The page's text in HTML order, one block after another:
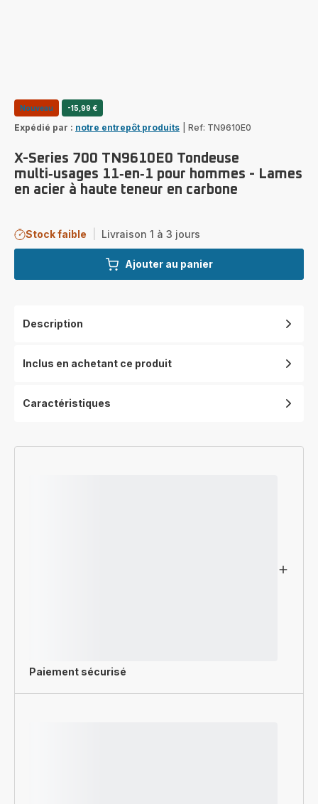
Nouveau -15,99 €
Expédié par : notre entrepôt produits Ref: TN9610E0
X-Series 700 TN9610E0 Tondeuse
multi‑usages 11‑en‑1 pour hommes - Lames
en acier à haute teneur en carbone
Stock faible Livraison 1 à 3 jours
Ajouter au panier
Description
Inclus en achetant ce produit
Caractéristiques
Paiement sécurisé